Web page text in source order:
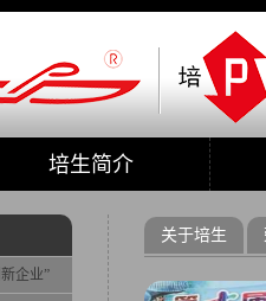
培生简介
关于培生
企业”